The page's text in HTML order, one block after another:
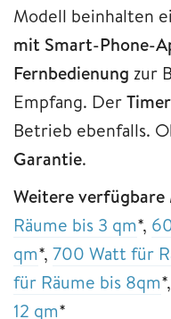
Modell beinhalten
mit Smart-Phone-
Fernbedienung zur
Empfang. DerTimer
Betrieb ebenfalls.
Garantie.
Weitere verfügbare
Räume bis 3 qm*,
qm*, 700 Watt für
für Räume bis 8qm*,
12 qm*